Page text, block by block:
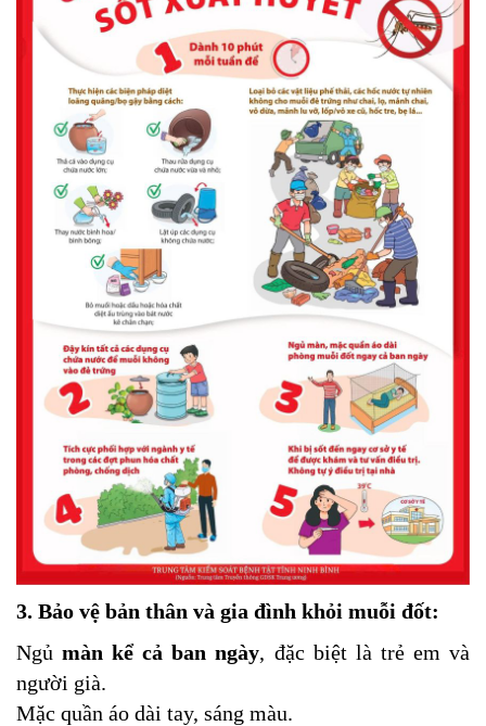
3. Bảo vệ bản thân và gia đình khỏi muỗi đốt:
Ngủmàn kể cả ban ngày, đặc biệt là trẻ em và
người già.
Mặc quần áo dài tay, sáng màu.